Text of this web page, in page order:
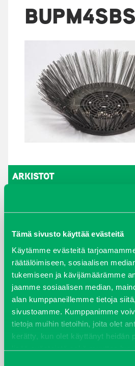
Tämä sivusto käyttää evästeitä
Käytämme evästeitä
räätälöimiseen, sosiaalisen
tukemiseen ja kävijämäärämme
jaamme sosiaalisen median,
alan kumppaneillemme tietoja
sivustoamme. Kumppanimme
tietoja muihin tietoihin, joita olet
kerätty, kun olet käyttänyt heidän
lisää evästeistä sekä muuttaa
ARKISTOT
syyskuu 2023
joulukuu 2022
huhtikuu 2022
helmikuu 2022
joulukuu 2021